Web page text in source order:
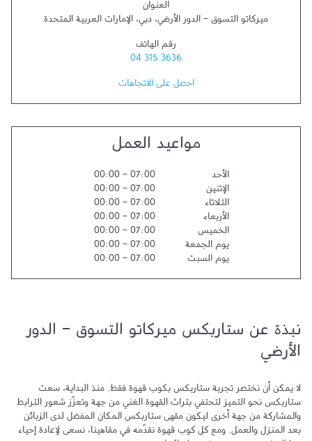
العنوان
ميركاتو التسوق - الدور الأرضي، دبي، الإمارات العربية المتحدة
رقم الهاتف
04 315 3636
احصل على الاتجاهات
مواعيد العمل
الأحد 07:00
-
00:00
الإثنين
07:00
-
00:00
الثلاثاء
07:00
-
00:00
الأربعاء
07:00
-
00:00
الخميس
07:00
-
00:00
يوم الجمعة
07:00
-
00:00
يوم السبت
07:00
-
00:00
نبذة عن ستاربكس ميركاتو التسوق - الدور
الأرضي